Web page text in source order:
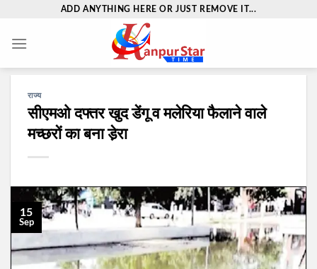
content
ADD ANYTHING HERE OR JUST REMOVE IT...
राज्य
सीएमओ दफ्तर खुद डेंगू व मलेरिया फैलाने वाले
मच्छरों का बना डे़रा
15
Sep